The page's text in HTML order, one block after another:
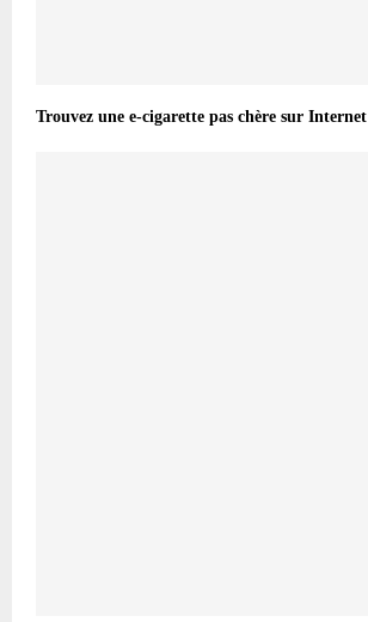
Trouvez une e-cigarette pas chère sur Internet